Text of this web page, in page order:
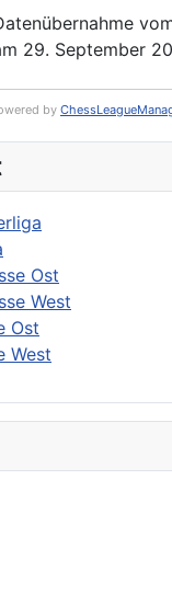
Ost
West
Ost
West
29. September
by